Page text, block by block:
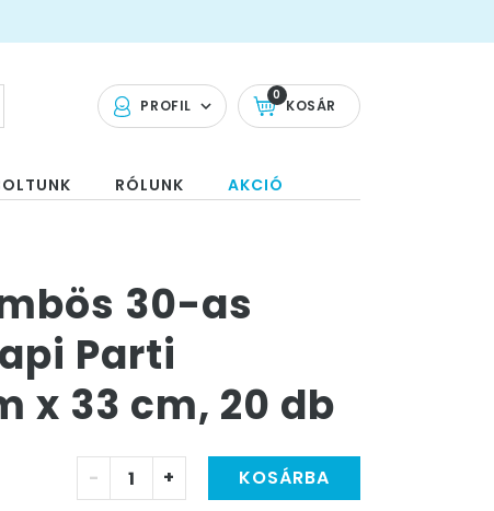
PROFIL KOSÁR
0
RÓLUNK AKCIÓ
30-as
Parti
x 33 cm, 20 db
- + KOSÁRBA